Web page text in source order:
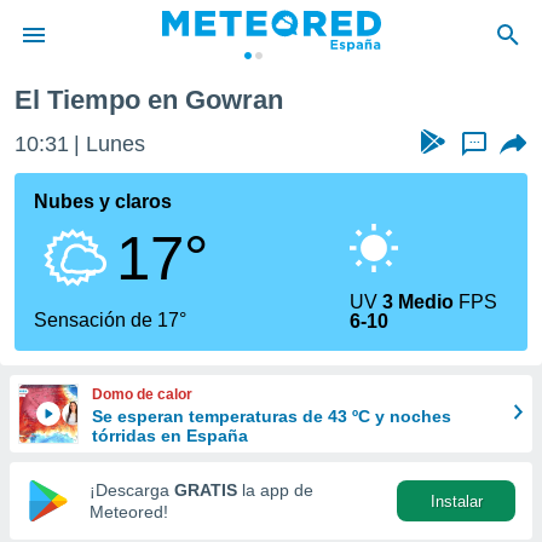
de
por
que se
calidad.
a este
las
y
forma
digital
basada
El Tiempo en Gowran
10:31 Lunes ...
Nubes y claros
17°
Sensación de 17°
UV3 Medio FPS
6-10
Domo de calor
Se esperan temperaturas de 43 ºC y noches
tórridas en España
¡Descarga GRATIS la app de
Meteored!
Instalar